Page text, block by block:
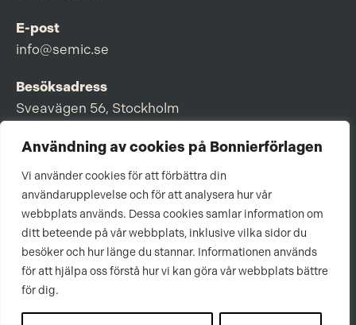
Användning av cookies på Bonnierförlagen
Vi använder cookies för att förbättra din
användarupplevelse och för att analysera hur vår
webbplats används. Dessa cookies samlar information om
ditt beteende på vår webbplats, inklusive vilka sidor du
besöker och hur länge du stannar. Informationen används
för att hjälpa oss förstå hur vi kan göra vår webbplats bättre
för dig.
E-post
info@semic.se
Besöksadress
Sveavägen 56, Stockholm
Postadress
Box 3159, 103 63 Stockholm
Om Bonnierförlagen
Cookies
Integritetspolicy